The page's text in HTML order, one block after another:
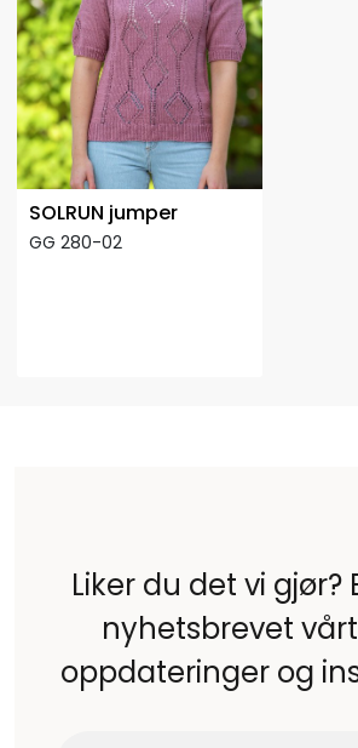
SOLRUN jumper
GG 280-02
Liker du det vi gjør?
nyhetsbrevet
oppdateringer og